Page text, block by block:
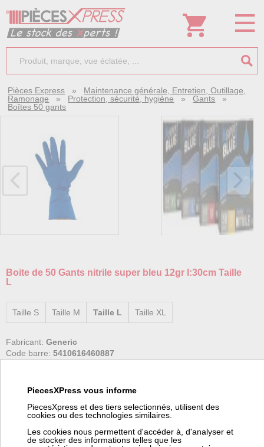
Pièces Express » Maintenance générale, Entretien, Outillage,
Ramonage » Protection, sécurité, hygiène »Gants »
Boîtes 50 gants
Boite de 50 Gants nitrile super bleu 12gr l:30cm Taille
L
Taille S Taille M Taille L Taille XL
Fabricant: Generic
Code barre: 5410616460887
Boite 50 gants nitrile bleu, très résistants non poudrés. Texture
protection des poignets.
Taille L
Cat III, norme CE
PiecesXPress vous informe
PiecesXpress et des tiers selectionnés, utilisent des
cookies ou des technologies similaires.
Les cookies nous permettent d'accéder à, d'analyser et
de stocker des informations telles que les